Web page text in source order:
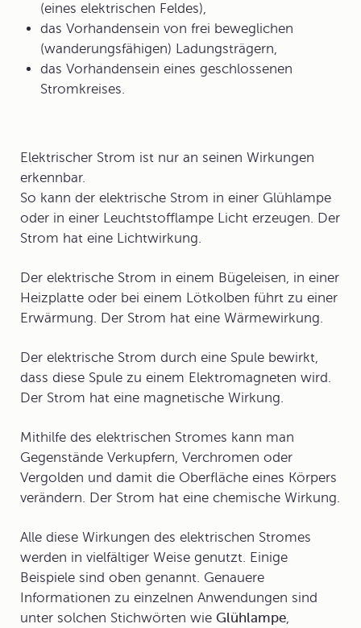
(eines elektrischen Feldes),
das Vorhandensein von frei beweglichen
(wanderungsfähigen) Ladungsträgern,
das Vorhandensein eines geschlossenen
Stromkreises.
Elektrischer Strom ist nur an seinen Wirkungen
erkennbar.
So kann der elektrische Strom in einer Glühlampe
oder in einer Leuchtstofflampe Licht erzeugen. Der
Strom hat eine Lichtwirkung.
Der elektrische Strom in einem Bügeleisen, in einer
Heizplatte oder bei einem Lötkolben führt zu einer
Erwärmung. Der Strom hat eine Wärmewirkung.
Der elektrische Strom durch eine Spule bewirkt,
dass diese Spule zu einem Elektromagneten wird.
Der Strom hat eine magnetische Wirkung.
Mithilfe des elektrischen Stromes kann man
Gegenstände Verkupfern, Verchromen oder
Vergolden und damit die Oberfläche eines Körpers
verändern. Der Strom hat eine chemische Wirkung.
Alle diese Wirkungen des elektrischen Stromes
werden in vielfältiger Weise genutzt. Einige
Beispiele sind oben genannt. Genauere
Informationen zu einzelnen Anwendungen sind
unter solchen Stichwörten wie Glühlampe,